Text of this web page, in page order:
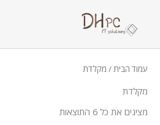
עמוד הבית/ מקלדת
מקלדת
מציגים את כל ⁦6⁩ התוצאות